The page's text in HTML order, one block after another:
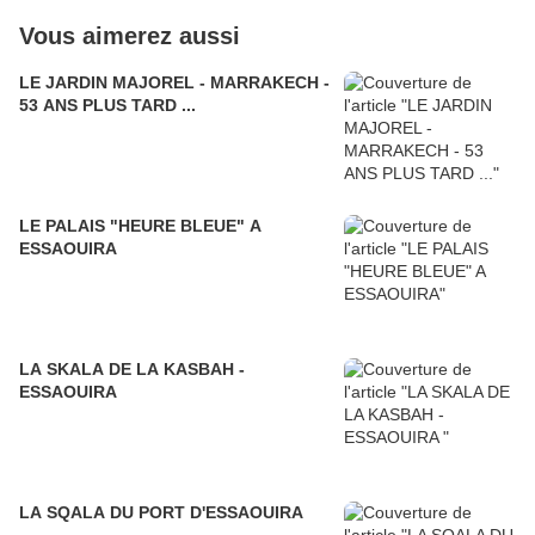
Vous aimerez aussi
LE JARDIN MAJOREL - MARRAKECH -
53 ANS PLUS TARD ...
LE PALAIS "HEURE BLEUE" A
ESSAOUIRA
LA SKALA DE LA KASBAH -
ESSAOUIRA
LA SQALA DU PORT D'ESSAOUIRA